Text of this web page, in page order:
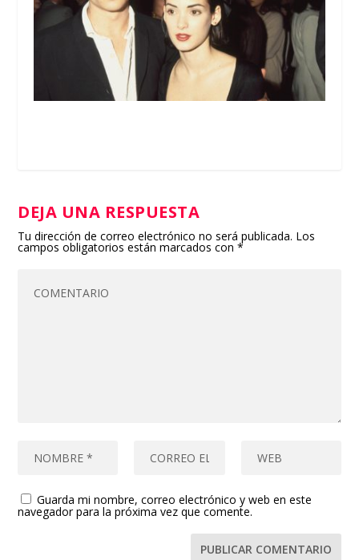
DEJA UNA RESPUESTA
Tu dirección de correo electrónico no será publicada. Los
campos obligatorios están marcados con*
Guarda mi nombre, correo electrónico y web en este
navegador para la próxima vez que comente.